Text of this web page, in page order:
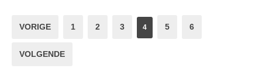
VORIGE 1 2 3 4 5 6
VOLGENDE